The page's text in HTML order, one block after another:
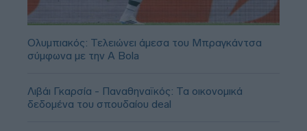
Ολυμπιακός: Τελειώνει άμεσα του Μπραγκάντσα
σύμφωνα με την A Bola
Λιβάι Γκαρσία - Παναθηναϊκός: Τα οικονομικά
δεδομένα του σπουδαίου deal